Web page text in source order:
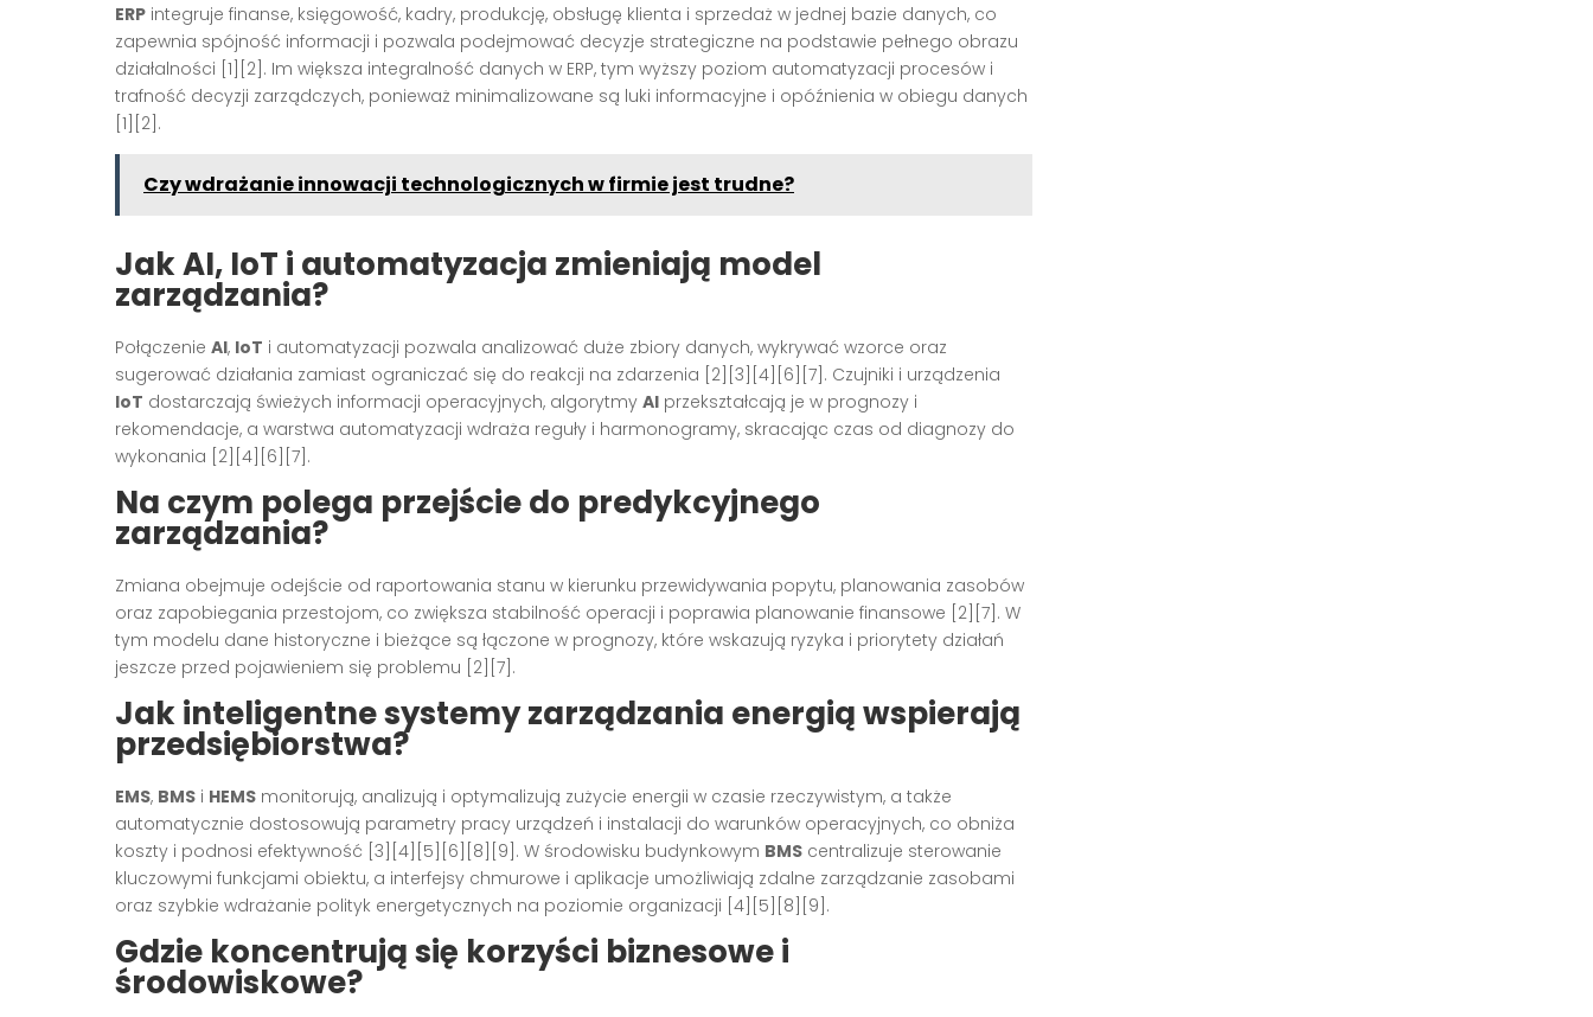
ERP integruje finanse, księgowość, kadry, produkcję, obsługę klienta i sprzedaż w jednej bazie danych, co
zapewnia spójność informacji i pozwala podejmować decyzje strategiczne na podstawie pełnego obrazu
działalności [1][2]. Im większa integralność danych w ERP, tym wyższy poziom automatyzacji procesów i
trafność decyzji zarządczych, ponieważ minimalizowane są luki informacyjne i opóźnienia w obiegu danych
[1][2].
Czy wdrażanie innowacji technologicznych w firmie jest trudne?
Jak AI, IoT i automatyzacja zmieniają model
zarządzania?
Połączenie AI, IoT i automatyzacji pozwala analizować duże zbiory danych, wykrywać wzorce oraz
sugerować działania zamiast ograniczać się do reakcji na zdarzenia [2][3][4][6][7]. Czujniki i urządzenia
IoT dostarczają świeżych informacji operacyjnych, algorytmy AI przekształcają je w prognozy i
rekomendacje, a warstwa automatyzacji wdraża reguły i harmonogramy, skracając czas od diagnozy do
wykonania [2][4][6][7].
Na czym polega przejście do predykcyjnego
zarządzania?
Zmiana obejmuje odejście od raportowania stanu w kierunku przewidywania popytu, planowania zasobów
oraz zapobiegania przestojom, co zwiększa stabilność operacji i poprawia planowanie finansowe [2][7]. W
tym modelu dane historyczne i bieżące są łączone w prognozy, które wskazują ryzyka i priorytety działań
jeszcze przed pojawieniem się problemu [2][7].
Jak inteligentne systemy zarządzania energią wspierają
przedsiębiorstwa?
EMS, BMS i HEMS monitorują, analizują i optymalizują zużycie energii w czasie rzeczywistym, a także
automatycznie dostosowują parametry pracy urządzeń i instalacji do warunków operacyjnych, co obniża
koszty i podnosi efektywność [3][4][5][6][8][9]. W środowisku budynkowym BMS centralizuje sterowanie
kluczowymi funkcjami obiektu, a interfejsy chmurowe i aplikacje umożliwiają zdalne zarządzanie zasobami
oraz szybkie wdrażanie polityk energetycznych na poziomie organizacji [4][5][8][9].
Gdzie koncentrują się korzyści biznesowe i
środowiskowe?